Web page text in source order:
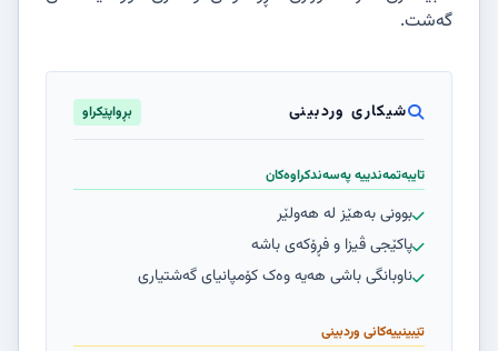
گەشت.
شیکاری وردبینی بڕواپێکراو
تایبەتمەندییە پەسەندکراوەکان
بوونی بەهێز لە هەولێر
پاکێجی ڤیزا و فڕۆکەی باشە
ناوبانگی باشی هەیە وەک کۆمپانیای گەشتیاری
تێبینییەکانی وردبینی